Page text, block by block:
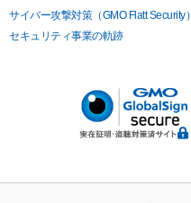
サイバー攻撃対策（GMO Flatt Security）
セキュリティ事業の軌跡